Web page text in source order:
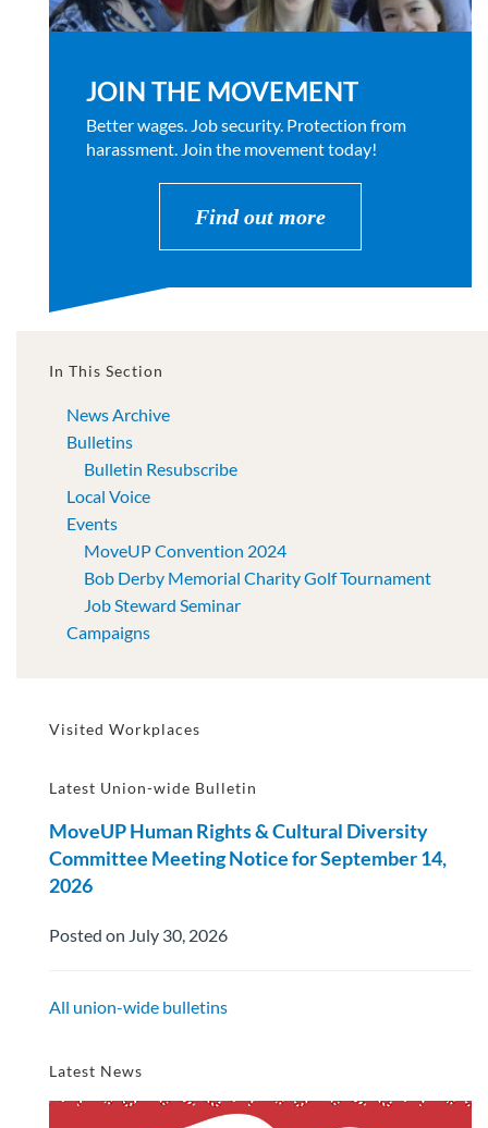
JOIN THE MOVEMENT
Better wages. Job security. Protection from
harassment. Join the movement today!
Find out more
In This Section
News Archive
Bulletins
Bulletin Resubscribe
Local Voice
Events
MoveUP Convention 2024
Bob Derby Memorial Charity Golf Tournament
Job Steward Seminar
Campaigns
Visited Workplaces
Latest Union-wide Bulletin
MoveUP Human Rights & Cultural Diversity
Committee Meeting Notice for September 14,
2026
Posted on July 30, 2026
All union-wide bulletins
Latest News